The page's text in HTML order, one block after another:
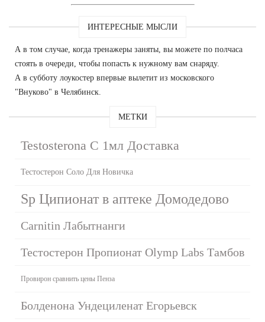
ИНТЕРЕСНЫЕ МЫСЛИ
А в том случае, когда тренажеры заняты, вы можете по полчаса
стоять в очереди, чтобы попасть к нужному вам снаряду.
А в субботу лоукостер впервые вылетит из московского
"Внуково" в Челябинск.
МЕТКИ
Testosterona C 1мл Доставка
Тестостерон Соло Для Новичка
Sp Ципионат в аптеке Домодедово
Carnitin Лабытнанги
Тестостерон Пропионат Olymp Labs Тамбов
Провирон сравнить цены Пенза
Болденона Ундециленат Егорьевск